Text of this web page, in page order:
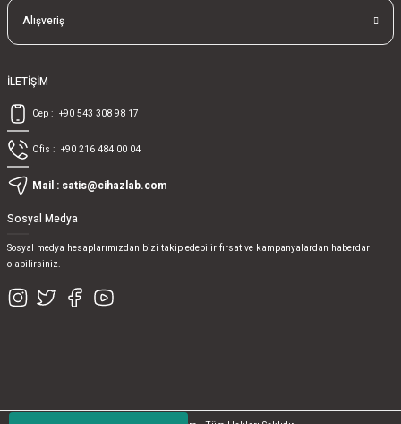
Alışveriş
İLETİŞİM
Cep : +90 543 308 98 17
Ofis : +90 216 484 00 04
Mail : satis@cihazlab.com
Sosyal Medya
Sosyal medya hesaplarımızdan bizi takip edebilir fırsat ve kampanyalardan haberdar
olabilirsiniz.